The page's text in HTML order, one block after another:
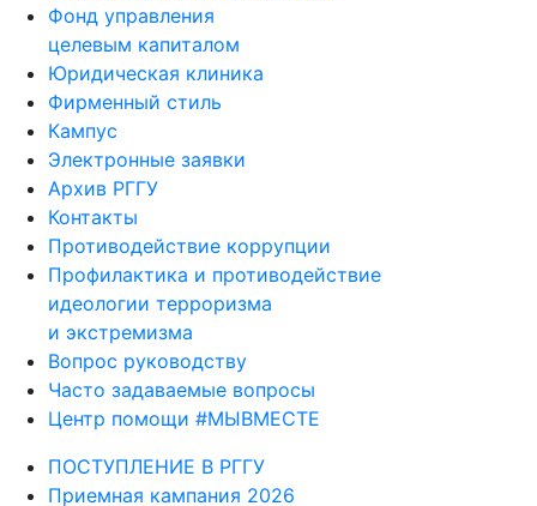
Фонд управления
целевым капиталом
Юридическая клиника
Фирменный стиль
Кампус
Электронные заявки
Архив РГГУ
Контакты
Противодействие коррупции
Профилактика и противодействие
идеологии терроризма
и экстремизма
Вопрос руководству
Часто задаваемые вопросы
Центр помощи #МЫВМЕСТЕ
ПОСТУПЛЕНИЕ В РГГУ
Приемная кампания 2026